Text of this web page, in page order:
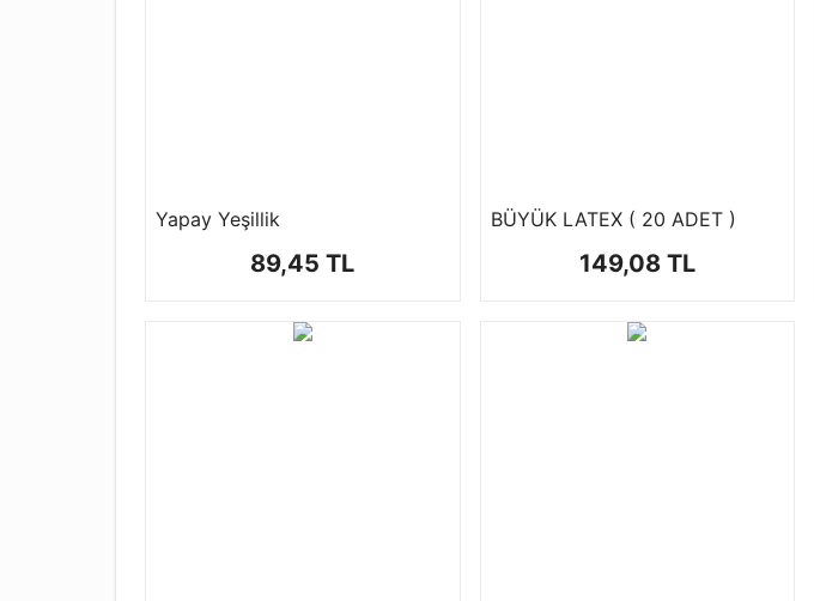
Yapay Yeşillik
89,45 TL
BÜYÜK LATEX ( 20 ADET )
149,08 TL